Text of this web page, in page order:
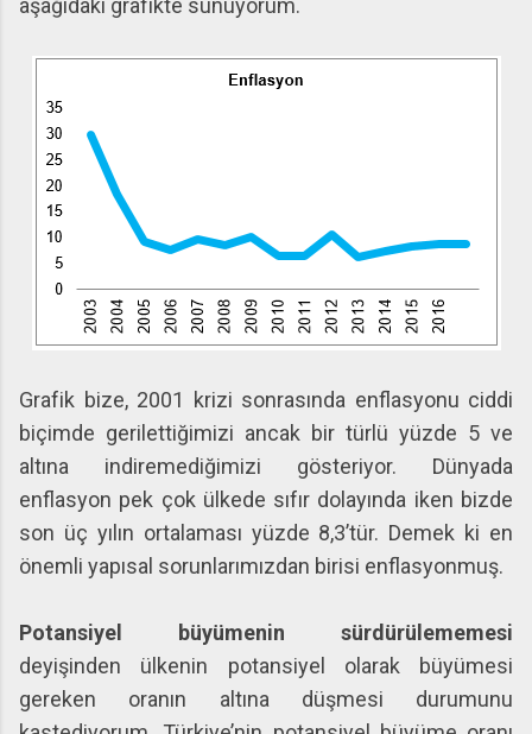
aşağıdaki grafikte sunuyorum.
Grafik bize, 2001 krizi sonrasında enflasyonu ciddi
biçimde gerilettiğimizi ancak bir türlü yüzde 5 ve
altına indiremediğimizi gösteriyor. Dünyada
enflasyon pek çok ülkede sıfır dolayında iken bizde
son üç yılın ortalaması yüzde 8,3’tür. Demek ki en
önemli yapısal sorunlarımızdan birisi enflasyonmuş.
Potansiyel büyümenin sürdürülememesi
deyişinden ülkenin potansiyel olarak büyümesi
gereken oranın altına düşmesi durumunu